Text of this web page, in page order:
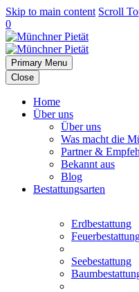
Skip to main content Scroll
0
Primary Menu
Close
Home
Über uns
Über uns
Was macht die
Partner &
Bekannt aus
Blog
Bestattungsarten
Erdbestattung
Seebestattung